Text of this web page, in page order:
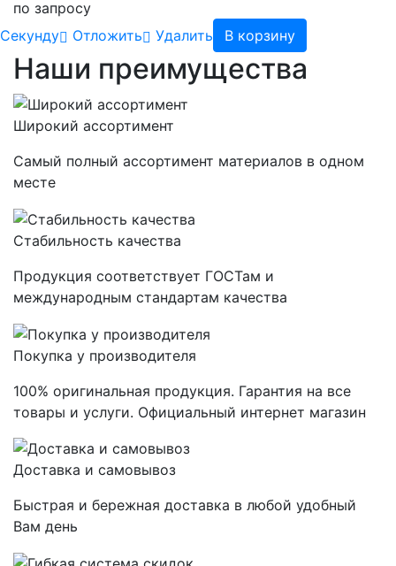
по запросу
Cекунду
Отложить Удалить В корзину
Наши преимущества
Широкий ассортимент
Самый полный ассортимент материалов в одном
месте
Стабильность качества
Продукция соответствует ГОСТам и
международным стандартам качества
Покупка у производителя
100% оригинальная продукция. Гарантия на все
товары и услуги. Официальный интернет магазин
Доставка и самовывоз
Быстрая и бережная доставка в любой удобный
Вам день